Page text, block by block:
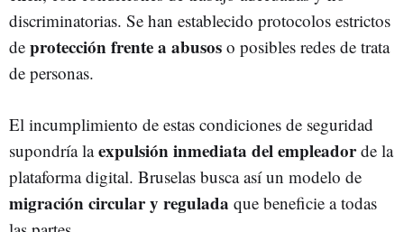
discriminatorias. Se han establecido protocolos estrictos
de protección frente a abusos o posibles redes de trata
de personas.
El incumplimiento de estas condiciones de seguridad
supondría laexpulsión inmediata del empleadorde la
plataforma digital. Bruselas busca así un modelo de
migración circular y regulada que beneficie a todas